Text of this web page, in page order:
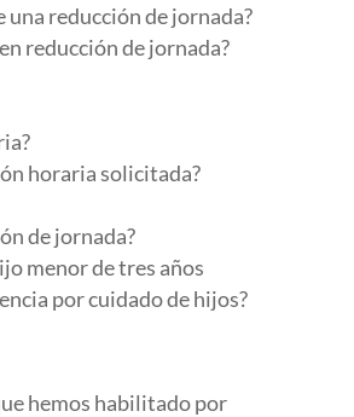
una reducción de jornada?
reducción de jornada?
horaria solicitada?
de jornada?
menor de tres años
por cuidado de hijos?
hemos habilitado por